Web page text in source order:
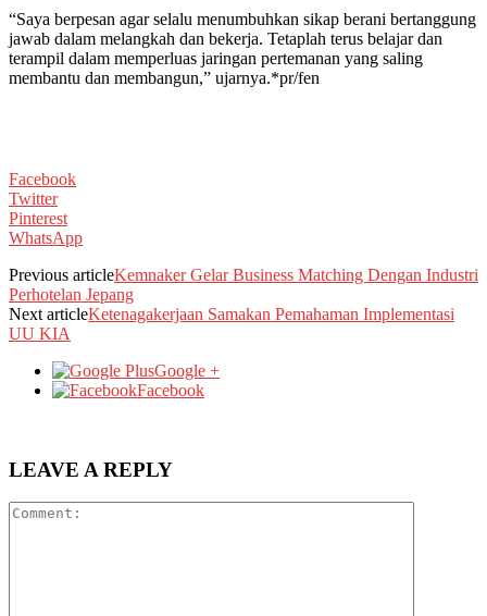
“Saya berpesan agar selalu menumbuhkan sikap berani bertanggung
jawab dalam melangkah dan bekerja. Tetaplah terus belajar dan
terampil dalam memperluas jaringan pertemanan yang saling
membantu dan membangun,” ujarnya.*pr/fen
Facebook
Twitter
Pinterest
WhatsApp
Previous articleKemnaker Gelar Business Matching Dengan Industri
Perhotelan Jepang
Next articleKetenagakerjaan Samakan Pemahaman Implementasi
UU KIA
Google +
Facebook
LEAVE A REPLY